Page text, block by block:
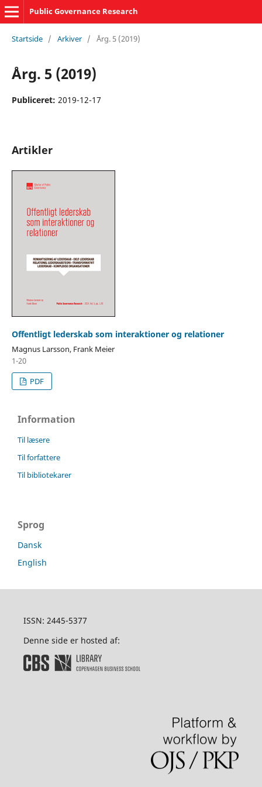
Public Governance Research
Startside / Arkiver / Årg. 5 (2019)
Årg. 5 (2019)
Publiceret: 2019-12-17
Artikler
Offentligt lederskab som interaktioner og relationer
Magnus Larsson, Frank Meier
1-20
PDF
Information
Til læsere
Til forfattere
Til bibliotekarer
Sprog
Dansk
English
ISSN: 2445-5377
Denne side er hosted af: